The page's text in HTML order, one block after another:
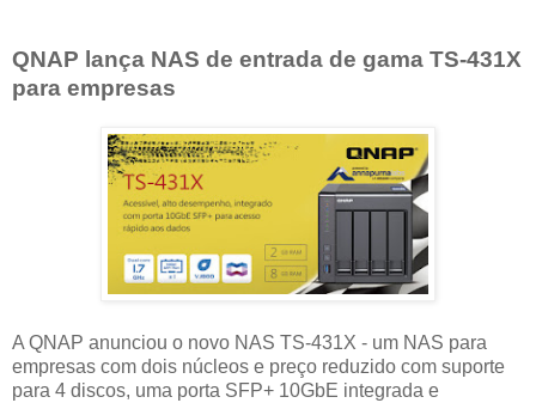
QNAP lança NAS de entrada de gama TS-431X
para empresas
A QNAP anunciou o novo NAS TS-431X - um NAS para
empresas com dois núcleos e preço reduzido com suporte
para 4 discos, uma porta SFP+ 10GbE integrada e